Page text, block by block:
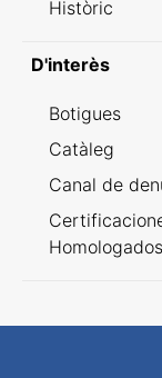
Històric
D'interès
Botigues
Catàleg
Canal de
Homologados